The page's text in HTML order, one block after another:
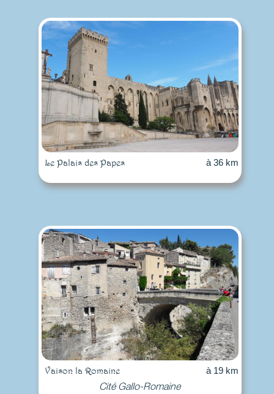
Le Palais des Papes à 36 km
Vaison la Romaine à 19 km
Cité Gallo-Romaine